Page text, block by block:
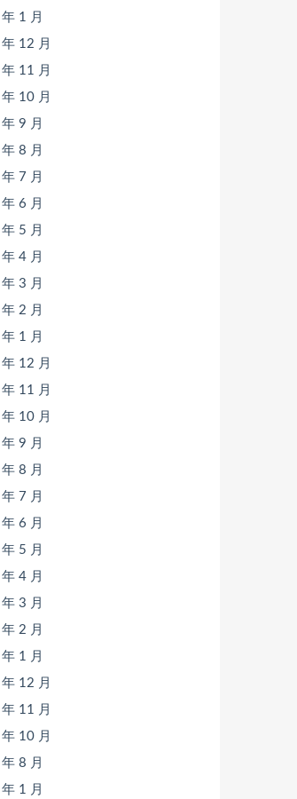
1 月
12 月
11 月
10 月
9 月
8 月
7 月
6 月
5 月
4 月
3 月
2 月
1 月
12 月
11 月
10 月
9 月
8 月
7 月
6 月
5 月
4 月
3 月
2 月
1 月
12 月
11 月
10 月
8 月
1 月